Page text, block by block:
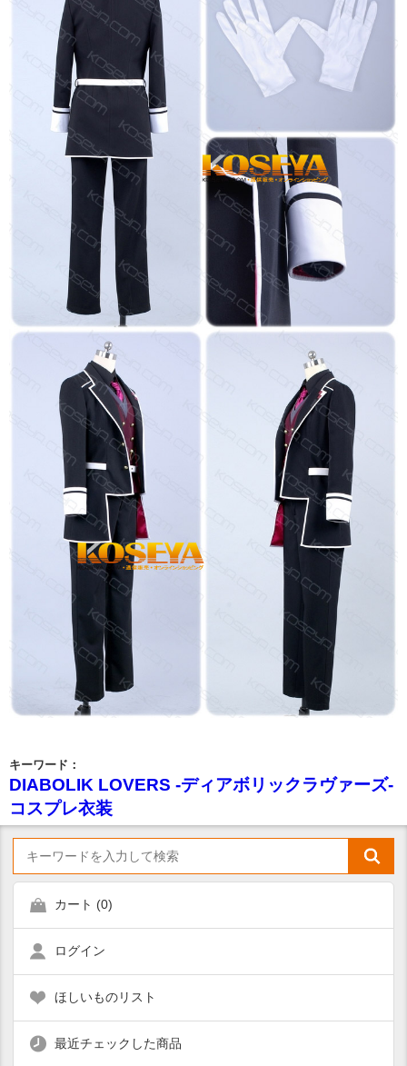
キーワード：
DIABOLIK LOVERS -ディアボリックラヴァーズ-
コスプレ衣装
カート (0)
ログイン
ほしいものリスト
最近チェックした商品